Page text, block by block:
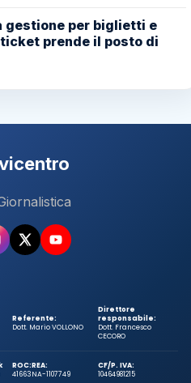
gestione per biglietti e
prende il posto di
Referente:
Dott. Mario VOLLONO
Direttore
responsabile:
Dott. Francesco
CECORO
ROC:
41663
REA:
NA-1107749
CF/P. IVA:
10464981215